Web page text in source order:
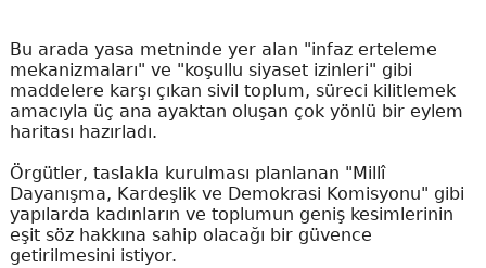
Bu arada yasa metninde yer alan "infaz erteleme
mekanizmaları" ve "koşullu siyaset izinleri" gibi
maddelere karşı çıkan sivil toplum, süreci kilitlemek
amacıyla üç ana ayaktan oluşan çok yönlü bir eylem
haritası hazırladı.
Örgütler, taslakla kurulması planlanan "Millî
Dayanışma, Kardeşlik ve Demokrasi Komisyonu" gibi
yapılarda kadınların ve toplumun geniş kesimlerinin
eşit söz hakkına sahip olacağı bir güvence
getirilmesini istiyor.